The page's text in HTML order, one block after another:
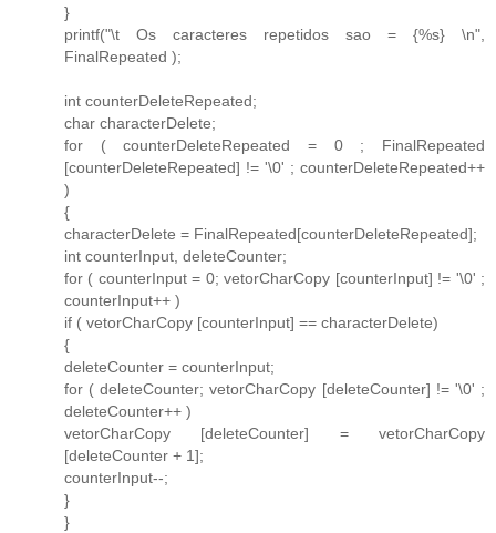
}
printf("\t Os caracteres repetidos sao = {%s} \n",
FinalRepeated );
int counterDeleteRepeated;
char characterDelete;
for ( counterDeleteRepeated = 0 ; FinalRepeated
[counterDeleteRepeated] != '\0' ; counterDeleteRepeated++
)
{
characterDelete = FinalRepeated[counterDeleteRepeated];
int counterInput, deleteCounter;
for ( counterInput = 0; vetorCharCopy [counterInput] != '\0' ;
counterInput++ )
if ( vetorCharCopy [counterInput] == characterDelete)
{
deleteCounter = counterInput;
for ( deleteCounter; vetorCharCopy [deleteCounter] != '\0' ;
deleteCounter++ )
vetorCharCopy [deleteCounter] = vetorCharCopy
[deleteCounter + 1];
counterInput--;
}
}